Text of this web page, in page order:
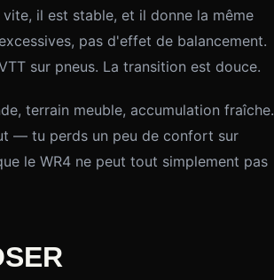
il est stable, et il donne la même
pas d'effet de balancement.
sur pneus. La transition est douce.
terrain meuble, accumulation fraîche.
— tu perds un peu de confort sur
le WR4 ne peut tout simplement pas